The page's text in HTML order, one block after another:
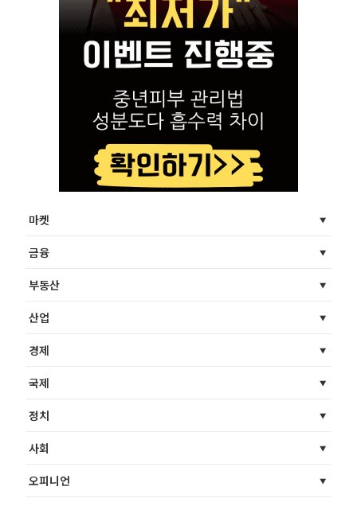
마켓
금융
부동산
산업
경제
국제
정치
사회
오피니언